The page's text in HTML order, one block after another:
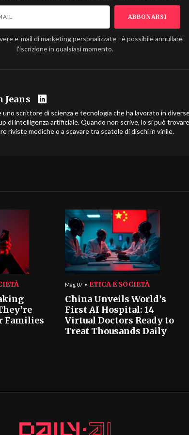
e-mail di marketing personalizzate - è possibile annullare
l'iscrizione in qualsiasi momento.
Jeans
uno scrittore di scienza e tecnologia che ha lavorato in
di intelligenza artificiale. Quando non scrive, lo si può
riviste mediche o a scavare tra scatole di dischi in vinile.
Families
Mag 07 ETICA E SOCIETÀ
China Unveils World’s
First AI Hospital: 14
Virtual Doctors Ready to
Treat Thousands Daily